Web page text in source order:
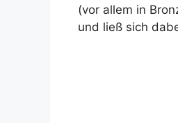
(vor allem in
und ließ sich